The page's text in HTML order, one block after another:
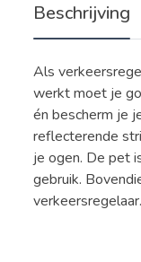
Beschrijving
Als
werkt moet je
én bescherm je
reflecterende
je ogen. De pet
gebruik.
verkeersregelaar.